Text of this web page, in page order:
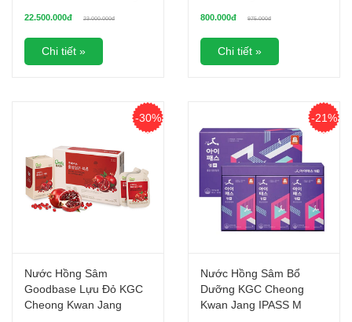
22.500.000đ 23.000.000đ
Chi tiết »
gói
800.000đ 975.000đ
Chi tiết »
-30%
Nước Hồng Sâm
Goodbase Lựu Đỏ KGC
Cheong Kwan Jang
-21%
Nước Hồng Sâm Bổ
Dưỡng KGC Cheong
Kwan Jang IPASS M